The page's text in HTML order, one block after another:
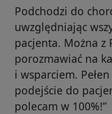
Podchodzi do
uwzględniając
pacjenta. Można z
porozmawiać na
i wsparciem.
podejście do
polecam w 100%!”